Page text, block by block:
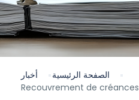
الصفحة الرئيسية
أخبار
Recouvrement de créances